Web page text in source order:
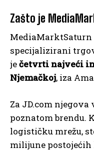
Zašto je
specijalizirani
ječetvrti najveći
Njemačkoj, iza
Za JD.com
poznatom brendu.
logističku mrežu,
milijune postojećih